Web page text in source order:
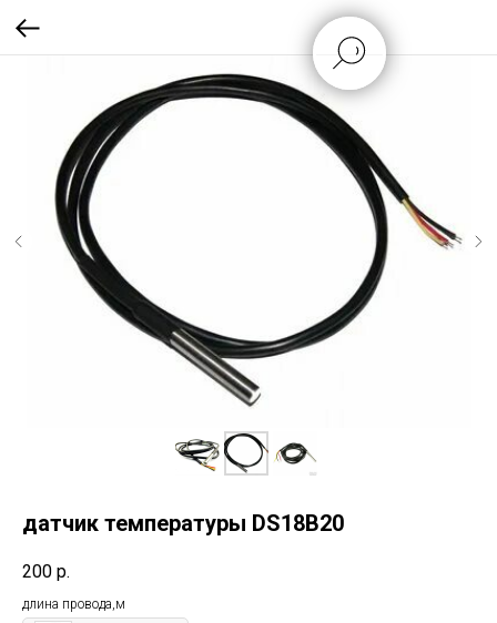
датчик температуры DS18B20
200 р.
длина провода,м